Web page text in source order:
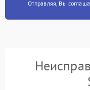
Отправляя, Вы